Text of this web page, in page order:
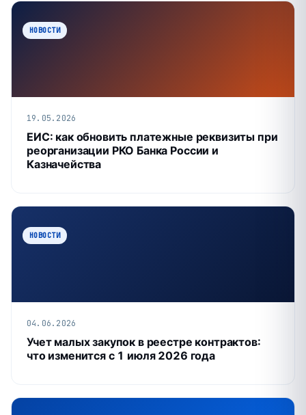
НОВОСТИ
19.05.2026
ЕИС: как обновить платежные реквизиты при
реорганизации РКО Банка России и
Казначейства
НОВОСТИ
04.06.2026
Учет малых закупок в реестре контрактов:
что изменится с 1 июля 2026 года